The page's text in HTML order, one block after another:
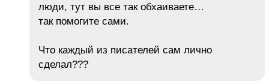
люди, тут вы все так обхаиваете…
так помогите сами.
Что каждый из писателей сам лично
сделал???